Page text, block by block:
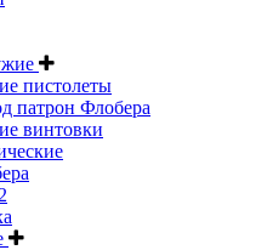
пистолеты
патрон Флобера
винтовки